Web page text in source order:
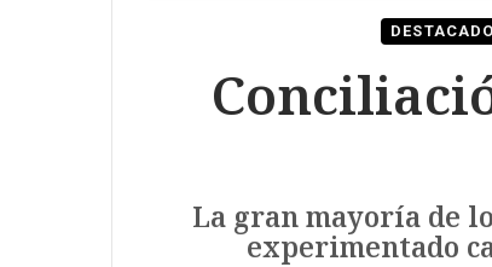
La gran mayoría de
experimentado